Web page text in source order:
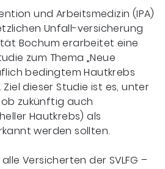
und Arbeitsmedizin (IPA)
Unfall-versicherung
Bochum erarbeitet eine
zum Thema „Neue
bedingtem Hautkrebs
Ziel dieser Studie ist es, unter
zukünftig auch
Hautkrebs) als
werden sollten.
Versicherten der SVLFG –